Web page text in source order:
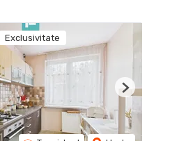
Exclusivitate
Next